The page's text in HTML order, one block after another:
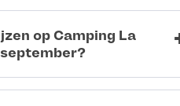
op Camping La